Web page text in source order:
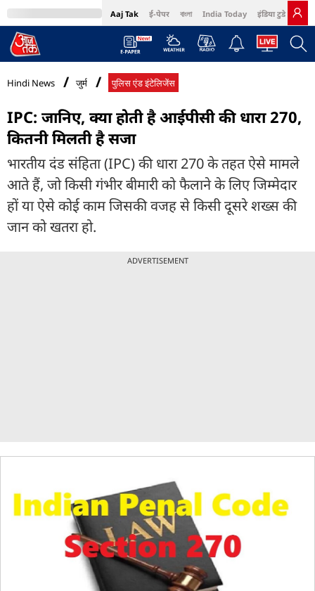
Aaj Tak ई-पेपर বাংলা India Today इंडिया टुडे हिंदी
MumbaiTak Cosmopolitan Harper's Bazaar Northeast
Hindi News जुर्म पुलिस एंड इंटेलिजेंस
IPC: जानिए, क्या होती है आईपीसी की धारा 270,
कितनी मिलती है सजा
भारतीय दंड संहिता (IPC) की धारा 270 के तहत ऐसे मामले
आते हैं, जो किसी गंभीर बीमारी को फैलाने के लिए जिम्मेदार
हों या ऐसे कोई काम जिसकी वजह से किसी दूसरे शख्स की
जान को खतरा हो.
ADVERTISEMENT